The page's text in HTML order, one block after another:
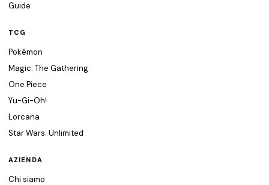
Guide
TCG
Pokémon
Magic: The Gathering
One Piece
Yu-Gi-Oh!
Lorcana
Star Wars: Unlimited
AZIENDA
Chi siamo